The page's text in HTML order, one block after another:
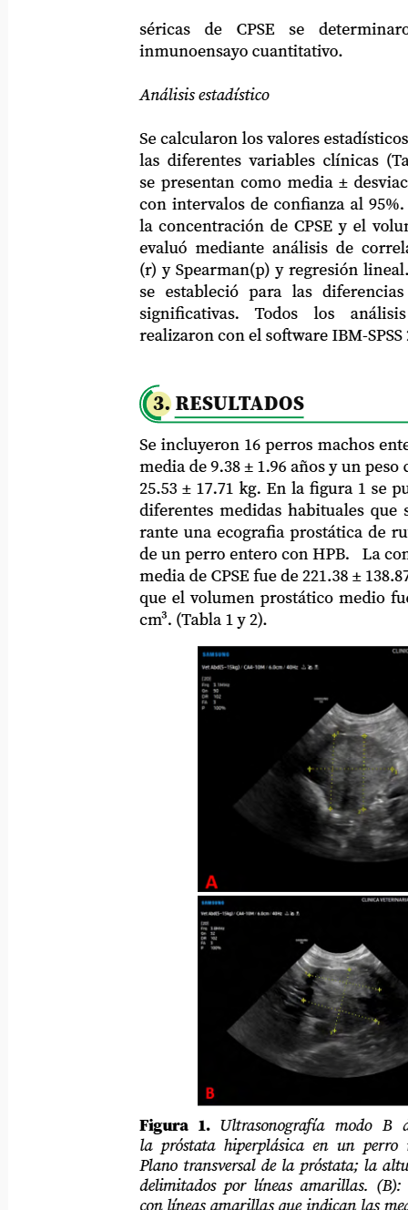
séricas de CPSE se
inmunoensayo cuantitativo.
Análisis estadístico
Se calcularon los valores estadísticos
las diferentes variables clínicas (Tabla
se presentan como media ± desviación
con intervalos de confianza al 95%. La
la concentración de CPSE y el volumen
evaluó mediante análisis de
(r) y Spearman(p) y regresión lineal. Un
se
estableció para las
diferencias
significativas.
Todos los
análisis
realizaron con el software IBM-SPSS 26.
Se incluyeron 16 perros machos enteros
media de 9.38 ± 1.96 años y un peso
25.53 ± 17.71 kg. En la figura 1 se
diferentes medidas habituales que se
rante una ecografia prostática de rutina,
de un perro entero con HPB.
La
media de CPSE fue de 221.38 ± 138.87
que el volumen prostático medio fue de
cm³. (Tabla 1 y 2).
3. RESULTADOS
Figura 1. Ultrasonografía modo B
la próstata hiperplásica en un perro
Plano transversal de la próstata; la altura y
delimitados por líneas amarillas. (B):
con líneas amarillas que indican las